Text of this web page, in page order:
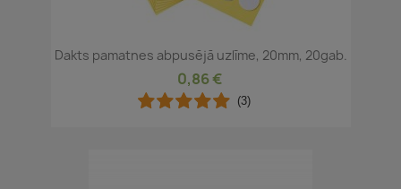
Dakts pamatnes abpusējā uzlīme, 20mm, 20gab.
0,86 €
(3)